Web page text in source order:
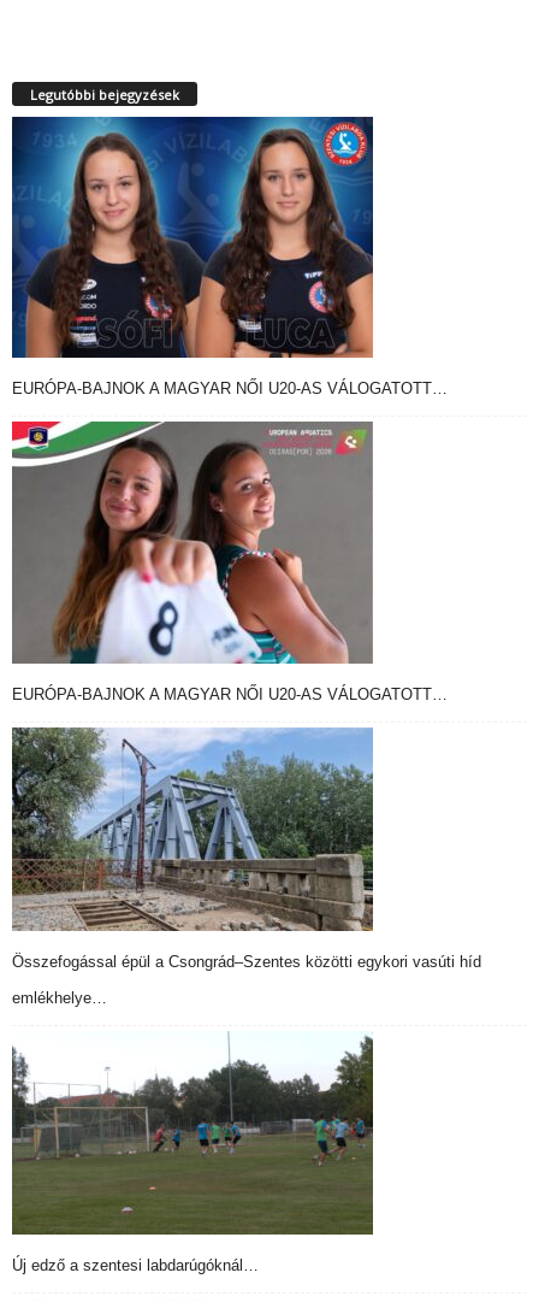
Legutóbbi bejegyzések
EURÓPA-BAJNOK A MAGYAR NŐI U20-AS VÁLOGATOTT…
EURÓPA-BAJNOK A MAGYAR NŐI U20-AS VÁLOGATOTT…
Összefogással épül a Csongrád–Szentes közötti egykori vasúti híd
emlékhelye…
Új edző a szentesi labdarúgóknál…